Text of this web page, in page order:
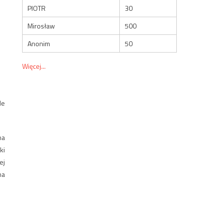
PIOTR
30
Mirosław
500
Anonim
50
Więcej...